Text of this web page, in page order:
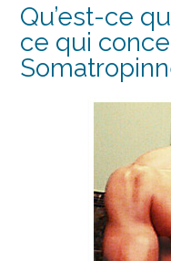
Qu’est-ce
ce qui